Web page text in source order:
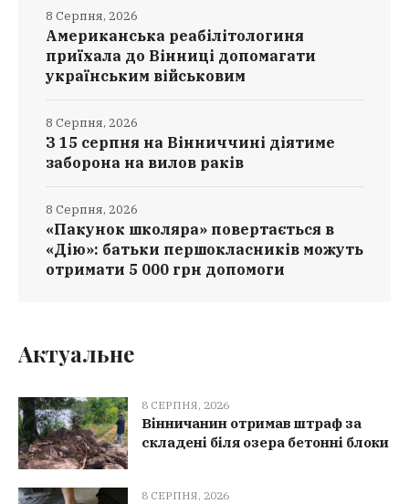
Американська реабілітологиня
приїхала до Вінниці допомагати
українським військовим
8 Серпня, 2026
З 15 серпня на Вінниччині діятиме
заборона на вилов раків
8 Серпня, 2026
«Пакунок школяра» повертається в
«Дію»: батьки першокласників можуть
отримати 5 000 грн допомоги
8 Серпня, 2026
Актуальне
8 СЕРПНЯ, 2026
Вінничанин отримав штраф за
складені біля озера бетонні блоки
8 СЕРПНЯ, 2026